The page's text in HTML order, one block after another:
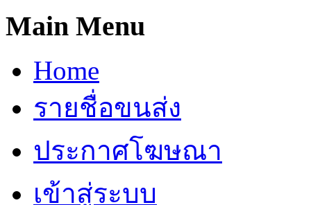
Main Menu
Home
รายชื่อขนส่ง
ประกาศโฆษณา
เข้าสู่ระบบ